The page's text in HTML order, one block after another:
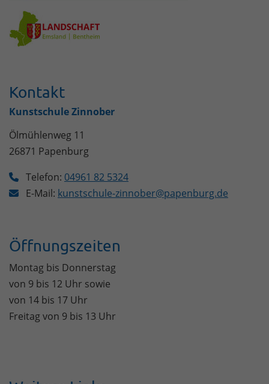
Kontakt
Kunstschule Zinnober
Ölmühlenweg 11
26871 Papenburg
Telefon: 04961 82 5324
E-Mail: kunstschule-zinnober@papenburg.de
Öffnungszeiten
Montag bis Donnerstag
von 9 bis 12 Uhr sowie
von 14 bis 17 Uhr
Freitag von 9 bis 13 Uhr